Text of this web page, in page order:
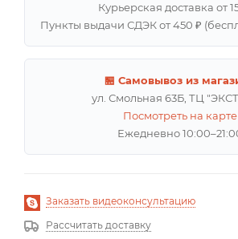
Курьерская доставка от
Пункты выдачи СДЭК от 450 ₽
🏪 Самовывоз из
ул. Смольная 63Б, ТЦ
Посмотреть на карте
Ежедневно
Заказать видеоконсультацию
Рассчитать доставку